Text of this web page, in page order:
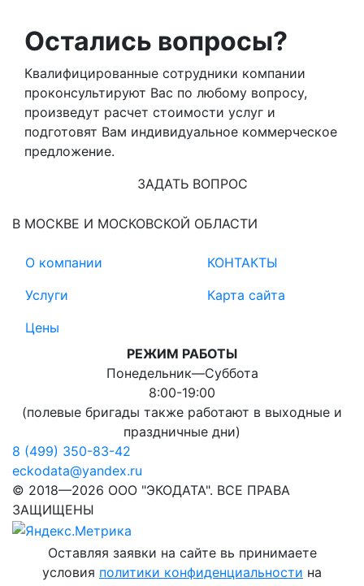
Остались вопросы?
Квалифицированные сотрудники компании
проконсультируют Вас по любому вопросу,
произведут расчет стоимости услуг и
подготовят Вам индивидуальное коммерческое
предложение.
ЗАДАТЬ ВОПРОС
В МОСКВЕ И МОСКОВСКОЙ ОБЛАСТИ
О компании
Услуги
Цены
КОНТАКТЫ
Карта сайта
РЕЖИМ РАБОТЫ
Понедельник―Суббота
8:00-19:00
(полевые бригады также работают в выходные и
праздничные дни)
8 (499) 350-83-42
eckodata@yandex.ru
© 2018—2026 ООО "ЭКОДАТА". ВСЕ ПРАВА
ЗАЩИЩЕНЫ
Оставляя заявки на сайте вь принимаете
условия политики конфиденциальности на